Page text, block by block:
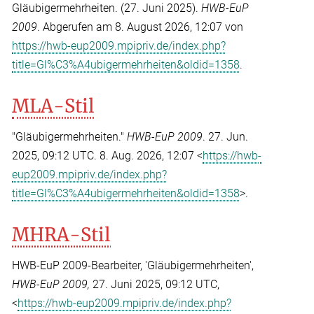
Gläubigermehrheiten. (27. Juni 2025).HWB-EuP
2009. Abgerufen am 8. August 2026, 12:07 von
https://hwb-eup2009.mpipriv.de/index.php?
title=Gl%C3%A4ubigermehrheiten&oldid=1358.
MLA-Stil
"Gläubigermehrheiten."HWB-EuP 2009. 27. Jun.
2025, 09:12 UTC. 8. Aug. 2026, 12:07 <https://hwb-
eup2009.mpipriv.de/index.php?
title=Gl%C3%A4ubigermehrheiten&oldid=1358>.
MHRA-Stil
HWB-EuP 2009-Bearbeiter, 'Gläubigermehrheiten',
HWB-EuP 2009, 27. Juni 2025, 09:12 UTC,
<https://hwb-eup2009.mpipriv.de/index.php?